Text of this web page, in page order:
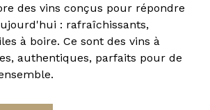
des vins conçus pour répondre
: rafraîchissants,
à boire. Ce sont des vins à
authentiques, parfaits pour de